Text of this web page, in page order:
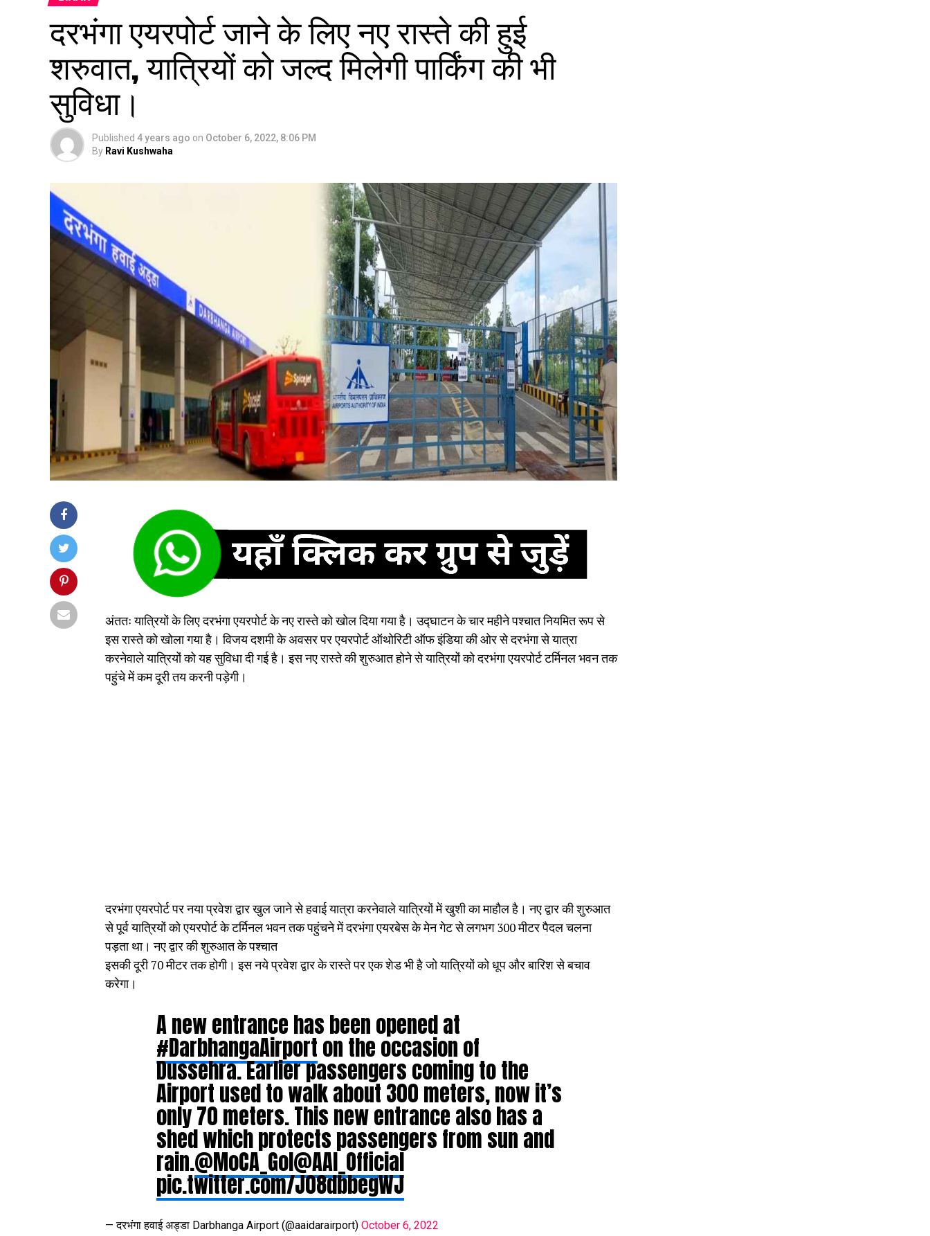
दरभंगा एयरपोर्ट जाने के लिए नए रास्ते की हुई
शरुवात, यात्रियों को जल्द मिलेगी पार्किंग की भी
सुविधा।
Published 4 years ago on October 6, 2022, 8:06 PM
By Ravi Kushwaha
अंततः यात्रियों के लिए दरभंगा एयरपोर्ट के नए रास्ते को खोल दिया गया है। उद्घाटन के चार महीने पश्चात नियमित रूप से
इस रास्ते को खोला गया है। विजय दशमी के अवसर पर एयरपोर्ट ऑथोरिटी ऑफ इंडिया की ओर से दरभंगा से यात्रा
करनेवाले यात्रियों को यह सुविधा दी गई है। इस नए रास्ते की शुरुआत होने से यात्रियों को दरभंगा एयरपोर्ट टर्मिनल भवन तक
पहुंचे में कम दूरी तय करनी पड़ेगी।
दरभंगा एयरपोर्ट पर नया प्रवेश द्वार खुल जाने से हवाई यात्रा करनेवाले यात्रियों में खुशी का माहौल है। नए द्वार की शुरुआत
से पूर्व यात्रियों को एयरपोर्ट के टर्मिनल भवन तक पहुंचने में दरभंगा एयरबेस के मेन गेट से लगभग 300 मीटर पैदल चलना
पड़ता था। नए द्वार की शुरुआत के पश्चात
इसकी दूरी 70 मीटर तक होगी। इस नये प्रवेश द्वार के रास्ते पर एक शेड भी है जो यात्रियों को धूप और बारिश से बचाव
करेगा।
A new entrance has been opened at
#DarbhangaAirporton the occasion of
Dussehra. Earlier passengers coming to the
Airport used to walk about 300 meters, now it’s
only 70 meters. This new entrance also has a
shed which protects passengers from sun and
rain.@MoCA_GoI@AAI_Official
pic.twitter.com/J08dbbegWJ
— दरभंगा हवाई अड्डा Darbhanga Airport (@aaidarairport) October 6, 2022